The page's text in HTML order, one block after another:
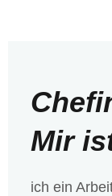
Mir
ich ein